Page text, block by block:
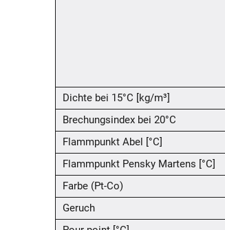
Dichte bei 15°C [kg/m³]
Brechungsindex bei 20°C
Flammpunkt Abel [°C]
Flammpunkt Pensky Martens [°C]
Farbe (Pt-Co)
Geruch